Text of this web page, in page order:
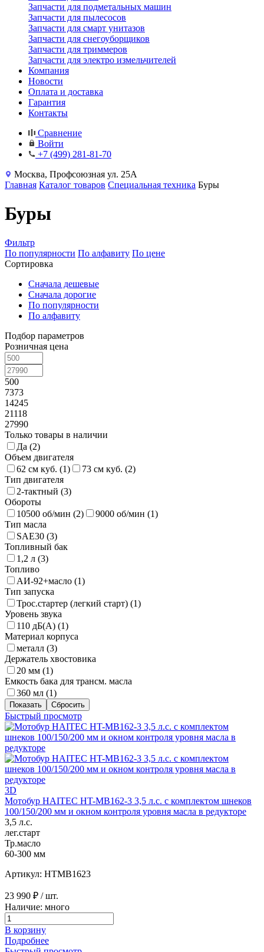
Запчасти для подметальных машин
Запчасти для пылесосов
Запчасти для смарт унитазов
Запчасти для снегоуборщиков
Запчасти для триммеров
Запчасти для электро измельчителей
Компания
Новости
Оплата и доставка
Гарантия
Контакты
Сравнение
Войти
+7 (499) 281-81-70
Москва, Профсоюзная ул. 25А
Главная Каталог товаров Специальная техника Буры
Буры
Фильтр
По популярности По алфавиту По цене
Сортировка
Сначала дешевые
Сначала дорогие
По популярности
По алфавиту
Подбор параметров
Розничная цена
500
7373
14245
21118
27990
Только товары в наличии
Да (2)
Объем двигателя
62 см куб. (1) 73 см куб. (2)
Тип двигателя
2-тактный (3)
Обороты
10500 об/мин (2) 9000 об/мин (1)
Тип масла
SAE30 (3)
Топливный бак
1,2 л (3)
Топливо
АИ-92+масло (1)
Тип запуска
Трос.стартер (легкий старт) (1)
Уровень звука
110 дБ(А) (1)
Материал корпуса
металл (3)
Держатель хвостовика
20 мм (1)
Емкость бака для трансм. масла
360 мл (1)
Быстрый просмотр
3D
Мотобур HAITEC HT-MB162-3 3,5 л.с. с комплектом шнеков
100/150/200 мм и окном контроля уровня масла в редукторе
3,5 л.с.
лег.старт
Тр.масло
60-300 мм
Артикул: HTMB1623
23 990 ₽ / шт.
Наличие: много
В корзину
Подробнее